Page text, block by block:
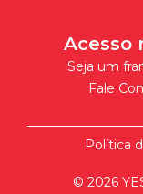
Acesso
Seja um
Fale
Política
© 2026